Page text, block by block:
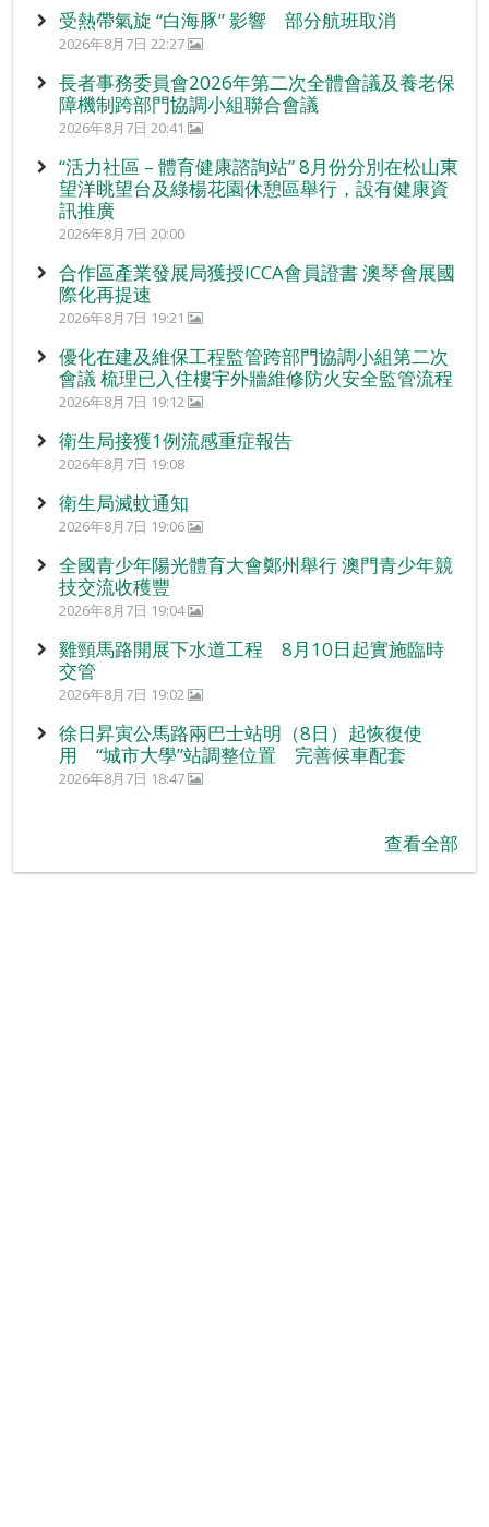
受熱帶氣旋 “白海豚” 影響 部分航班取消
2026年8月7日 22:27
長者事務委員會2026年第二次全體會議及養老保
障機制跨部門協調小組聯合會議
2026年8月7日 20:41
“活力社區 – 體育健康諮詢站” 8月份分別在松山東
望洋眺望台及綠楊花園休憩區舉行，設有健康資
訊推廣
2026年8月7日 20:00
合作區產業發展局獲授ICCA會員證書 澳琴會展國
際化再提速
2026年8月7日 19:21
優化在建及維保工程監管跨部門協調小組第二次
會議 梳理已入住樓宇外牆維修防火安全監管流程
2026年8月7日 19:12
衛生局接獲1例流感重症報告
2026年8月7日 19:08
衛生局滅蚊通知
2026年8月7日 19:06
全國青少年陽光體育大會鄭州舉行 澳門青少年競
技交流收穫豐
2026年8月7日 19:04
雞頸馬路開展下水道工程 8月10日起實施臨時
交管
2026年8月7日 19:02
徐日昇寅公馬路兩巴士站明（8日）起恢復使
用 “城市大學”站調整位置 完善候車配套
2026年8月7日 18:47
查看全部